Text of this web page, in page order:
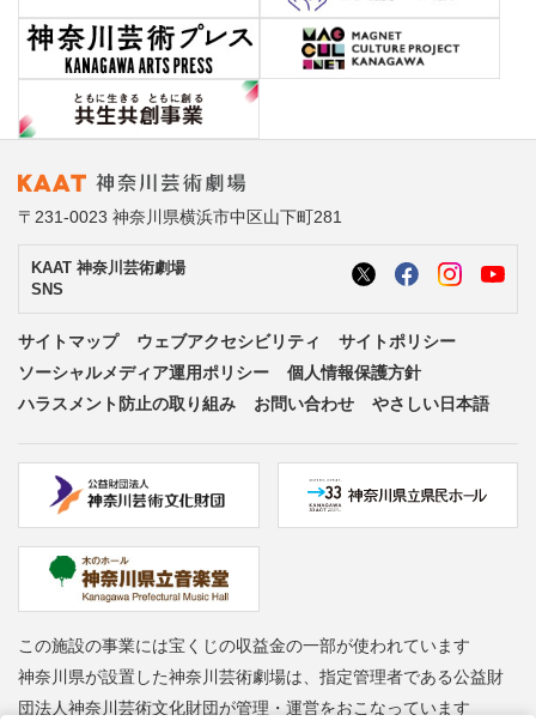
〒231-0023 神奈川県横浜市中区山下町281
KAAT 神奈川芸術劇場
SNS
サイトマップ ウェブアクセシビリティ
サイトポリシー
ソーシャルメディア運用ポリシー
個人情報保護方針
ハラスメント防止の取り組み
お問い合わせ やさしい日本語
この施設の事業には宝くじの収益金の一部が使われています
神奈川県が設置した神奈川芸術劇場は、指定管理者である公益財
団法人神奈川芸術文化財団が管理・運営をおこなっています